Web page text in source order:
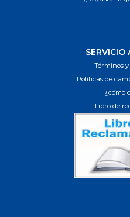
SERVICIO
Términos
Políticas de
¿cómo
Libro de